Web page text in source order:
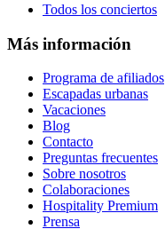
Todos los conciertos
Más información
Programa de afiliados
Escapadas urbanas
Vacaciones
Blog
Contacto
Preguntas frecuentes
Sobre nosotros
Colaboraciones
Hospitality Premium
Prensa